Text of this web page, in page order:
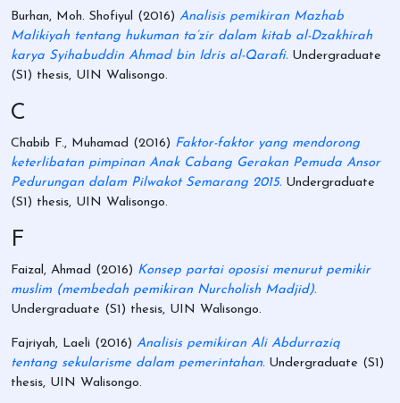
Burhan, Moh. Shofiyul (2016) Analisis pemikiran Mazhab
Malikiyah tentang hukuman ta’zir dalam kitab al-Dzakhirah
karya Syihabuddin Ahmad bin Idris al-Qarafi. Undergraduate
(S1) thesis, UIN Walisongo.
C
Chabib F., Muhamad (2016) Faktor-faktor yang mendorong
keterlibatan pimpinan Anak Cabang Gerakan Pemuda Ansor
Pedurungan dalam Pilwakot Semarang 2015. Undergraduate
(S1) thesis, UIN Walisongo.
F
Faizal, Ahmad (2016) Konsep partai oposisi menurut pemikir
muslim (membedah pemikiran Nurcholish Madjid).
Undergraduate (S1) thesis, UIN Walisongo.
Fajriyah, Laeli (2016) Analisis pemikiran Ali Abdurraziq
tentang sekularisme dalam pemerintahan. Undergraduate (S1)
thesis, UIN Walisongo.